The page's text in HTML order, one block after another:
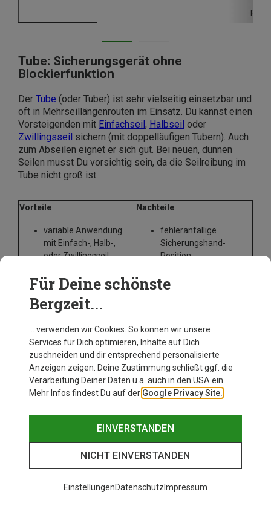
Tube: Sicherungsgerät ohne
Blockierfunktion
Der Tube (oder Tuber) ist sehr vielseitig einsetzbar und
oft in Mehrseillängenrouten im Einsatz. Du kannst einen
Vorsteigenden mit Einfachseil , Halbseil oder
Zwillingsseil sichern (mit doppelläufigen Tubern). Auch
zum Abseilen eignet er sich gut. Bei neuen, dünnen
Seilen musst Du vorsichtig sein, da die Seilreibung im
Tube nicht groß ist.
Vorteile Nachteile
variable Anwendung
mit Einfach-, Halb-,
oder Zwillingsseil
dynamische
schnelles Seilausgeben
selbstständiges
Abseilen
fehleranfällige
Sicherungshand-
Position
Sicherheitsreserven
nötig, damit die
Bremskraft ausreicht
Autotube: Sicherungsgerät mit
Blockierfunktion
Autotubesähneln in der Handhabung Tubes, besitzen
allerdings eine Blockierfunktion, die bei richtiger
Bedienung Deine Sicherungshand unterstützt.
Für Deine schönste
Bergzeit...
… verwenden wir Cookies. So können wir unsere
Services für Dich optimieren, Inhalte auf Dich
zuschneiden und dir entsprechend personalisierte
Anzeigen zeigen. Deine Zustimmung schließt ggf. die
Verarbeitung Deiner Daten u.a. auch in den USA ein.
Mehr Infos findest Du auf der Google Privacy Site.
EINVERSTANDEN
NICHT EINVERSTANDEN
EinstellungenDatenschutz Impressum